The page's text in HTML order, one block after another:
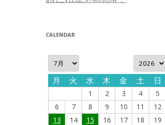
CALENDAR
月 火 水 木 金 土 日
1 2 3 4
5
6
7 8 9 10 11
12
13
14 15 16 17 18
19